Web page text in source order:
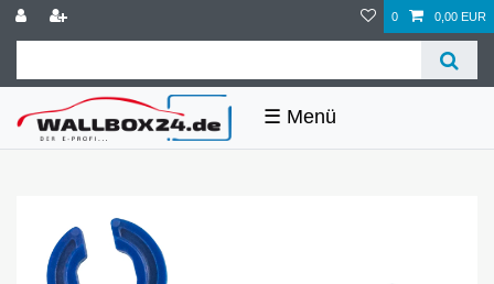
0 0,00 EUR
☰